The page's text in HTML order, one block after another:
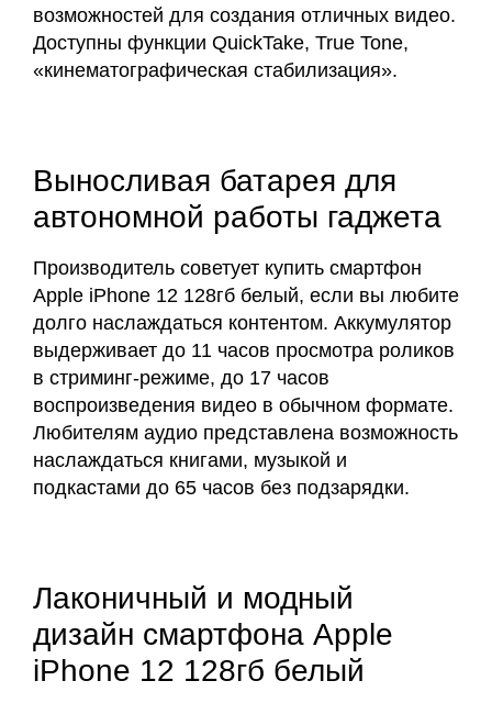
возможностей для создания отличных видео.
Доступны функции QuickTake, True Tone,
«кинематографическая стабилизация».
Выносливая батарея для
автономной работы гаджета
Производитель советует купить смартфон
Apple iPhone 12 128гб белый, если вы любите
долго наслаждаться контентом. Аккумулятор
выдерживает до 11 часов просмотра роликов
в стриминг-режиме, до 17 часов
воспроизведения видео в обычном формате.
Любителям аудио представлена возможность
наслаждаться книгами, музыкой и
подкастами до 65 часов без подзарядки.
Лаконичный и модный
дизайн смартфона Apple
iPhone 12 128гб белый